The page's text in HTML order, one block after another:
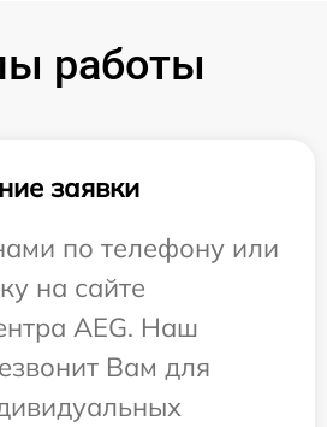
работы
заявки
по телефону или
на сайте
AEG. Наш
Вам для